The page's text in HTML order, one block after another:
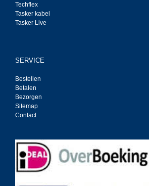
Techflex
Tasker kabel
Tasker Live
SERVICE
Bestellen
Betalen
Bezorgen
Sitemap
Contact